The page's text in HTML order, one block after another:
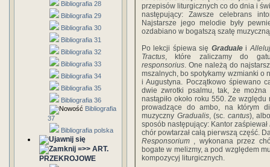
Bibliografia 28
Bibliografia 29
Bibliografia 30
Bibliografia 31
Bibliografia 32
Bibliografia 33
Bibliografia 34
Bibliografia 35
Bibliografia 36
Bibliografia
37
Bibliografia polska
=>> ART.
PRZEKROJOWE
przepisów liturgicznych co do dnia i
następujący: Zawsze celebrans
Najstarsze jego melodie były
ozdabiano w bogatszą szatę
Po lekcji śpiewa się Gradualei
Tractus, które zaliczamy do
responsorius. One należą do
mszalnych, bo spotykamy wzmianki o
i Augustyna. Początkowo śpiewano
dwie zwrotki psalmu, tak, że
nastąpiło około roku 550. Ze
prowadzące do ambo, na którym
muzyczny Gradualis, (sc. cantus),
sposób następujący: Kantor zaśpiewał
chór powtarzał całą pierwszą część.
Responsorium , wykonana przez
bogate w melizmy, a pod względem
kompozycyj liturgicznych.